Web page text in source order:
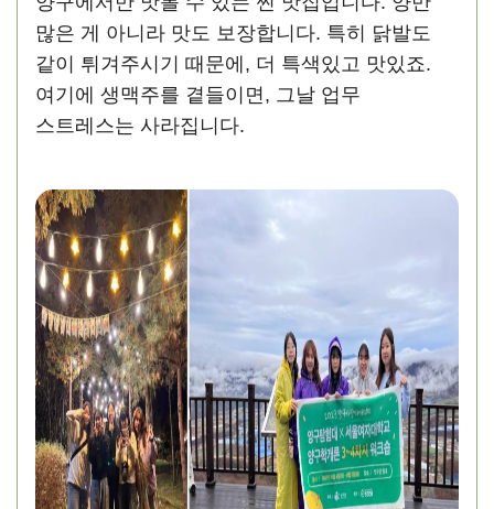
많은 게 아니라 맛도 보장합니다. 특히 닭발도
같이 튀겨주시기 때문에, 더 특색있고 맛있죠.
여기에 생맥주를 곁들이면, 그날 업무
스트레스는 사라집니다.